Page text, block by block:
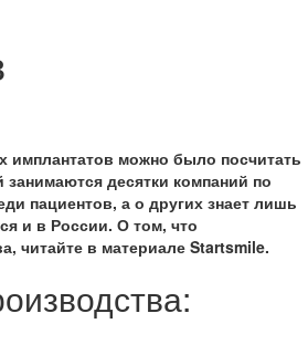
имплантатов можно было посчитать
десятки компаний по
пациентов, а о других знает лишь
и в России. О том, что
читайте в материале Startsmile.